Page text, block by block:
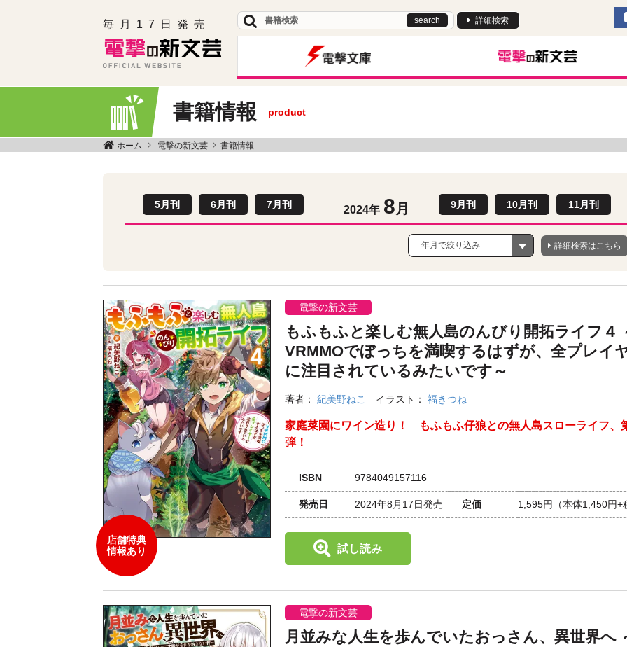
毎月17日発売 search 詳細検索
書籍情報 product
ホーム 電撃の新文芸 書籍情報
2024年 8 月
5月刊 6月刊 7月刊 9月刊 10月刊 11月刊
年月で絞り込み 詳細検索はこちら
店舗特典
情報あり
電撃の新文芸
もふもふと楽しむ無人島のんびり開拓ライフ４
VRMMOでぼっちを満喫するはずが、全プレイ
に注目されているみたいです～
著者： 紀美野ねこ イラスト： 福きつね
家庭菜園にワイン造り！ もふもふ仔狼との無人島スローライフ、
弾！
ISBN 9784049157116
発売日 2024年8月17日発売 定価 1,595円 （本体1,450円+
試し読み
電撃の新文芸
月並みな人生を歩んでいたおっさん、異世界へ